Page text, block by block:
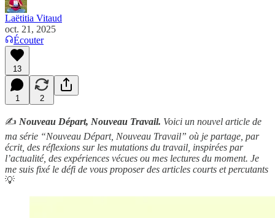
Laëtitia Vitaud
oct. 21, 2025
Écouter
13
1 2
✍️ Nouveau Départ, Nouveau Travail. Voici un nouvel article de
ma série “Nouveau Départ, Nouveau Travail” où je partage, par
écrit, des réflexions sur les mutations du travail, inspirées par
l’actualité, des expériences vécues ou mes lectures du moment. Je
me suis fixé le défi de vous proposer des articles courts et percutants
💡